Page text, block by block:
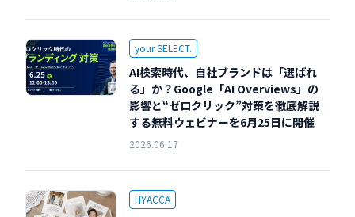
your SELECT.
AI検索時代、自社ブランドは「選ばれ
る」か？Google「AI Overviews」の
影響と“ゼロクリック”対策を徹底解説
する無料ウェビナーを6月25日に開催
2026.06.17
HYACCA